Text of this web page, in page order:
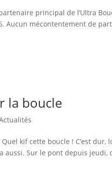
principal de l’Ultra
Aucun mécontentement de
la boucle
! Quel kif cette boucle ! C’est
aussi. Sur le pont depuis